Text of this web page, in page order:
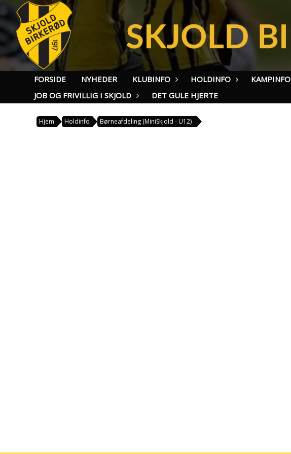
FORSIDE NYHEDER KLUBINFO HOLDINFO KAMPINFO
JOB OG FRIVILLIG I SKJOLD
DET GULE HJERTE
Hjem Holdinfo Børneafdeling (MiniSkjold - U12)